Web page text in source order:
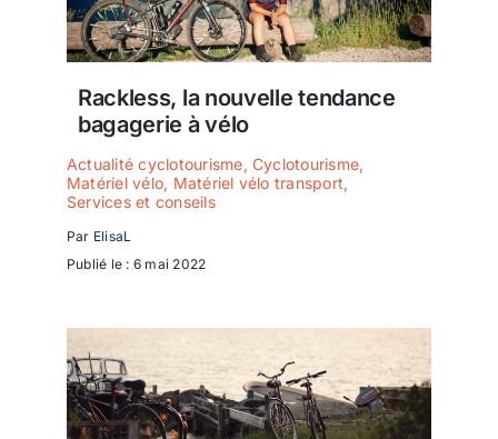
Rackless, la nouvelle tendance
bagagerie à vélo
Actualité cyclotourisme,Cyclotourisme,
Matériel vélo, Matériel vélo transport,
Services et conseils
Par ElisaL
Publié le : 6 mai 2022